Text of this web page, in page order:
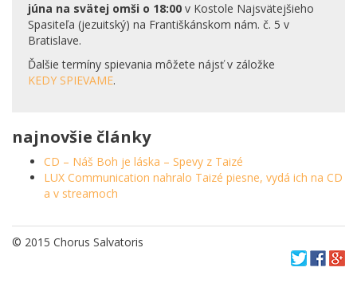
júna na svätej omši o 18:00 v Kostole Najsvätejšieho
Spasiteľa (jezuitský) na Františkánskom nám. č. 5 v
Bratislave.
Ďalšie termíny spievania môžete nájsť v záložke
KEDY SPIEVAME.
najnovšie články
CD – Náš Boh je láska – Spevy z Taizé
LUX Communication nahralo Taizé piesne, vydá ich na CD
a v streamoch
© 2015 Chorus Salvatoris